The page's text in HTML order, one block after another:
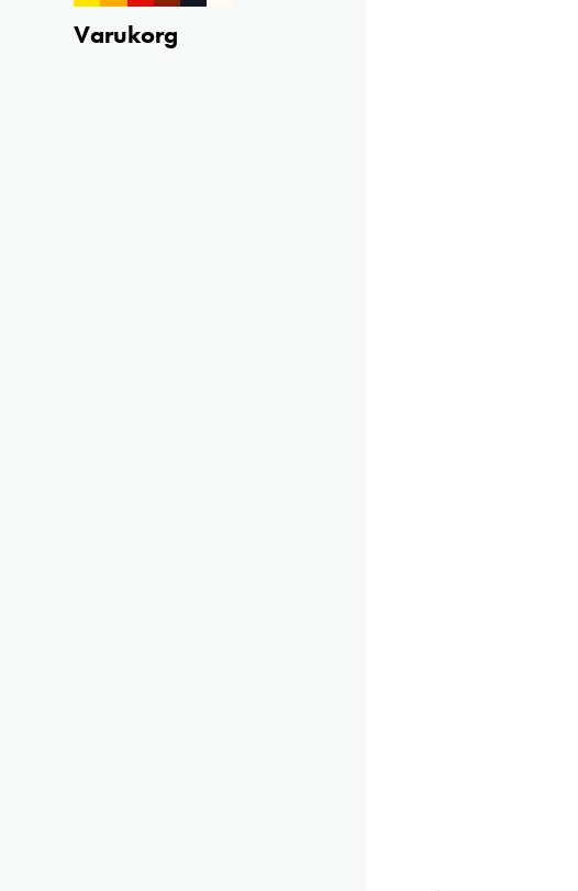
Varukorg